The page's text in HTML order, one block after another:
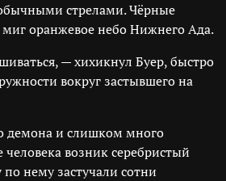
стрелами. Чёрные
оранжевое небо Нижнего Ада.
— хихикнул Буер, быстро
вокруг застывшего на
демона и слишком много
возник серебристый
по нему застучали сотни